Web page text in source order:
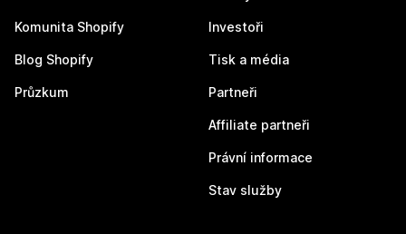
Komunita Shopify
Blog Shopify
Průzkum
Investoři
Tisk a média
Partneři
Affiliate partneři
Právní informace
Stav služby